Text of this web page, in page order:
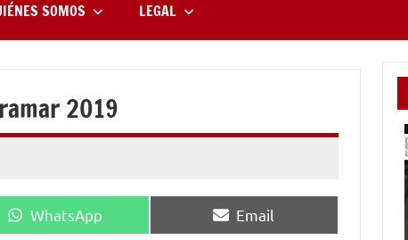
SOMOS LEGAL
2019
Compartir
en
WhatsApp
Compartir
en
Email